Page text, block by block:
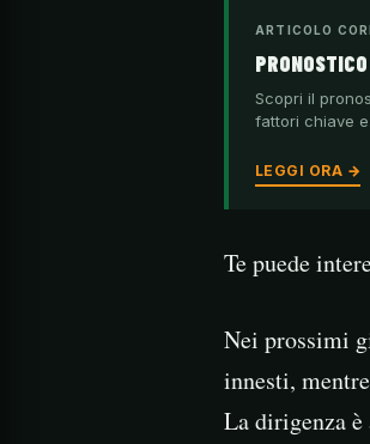
ARTICOLO
Scopri il
fattori chiave
LEGGI ORA →
Te puede
Nei prossimi
innesti,
La dirigenza